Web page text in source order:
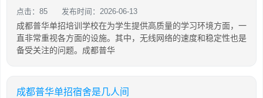
点击：85 发布时间：2026-06-13
成都普华单招培训学校在为学生提供高质量的学习环境方面，一
直非常重视各方面的设施。其中，无线网络的速度和稳定性也是
备受关注的问题。成都普华
成都普华单招宿舍是几人间